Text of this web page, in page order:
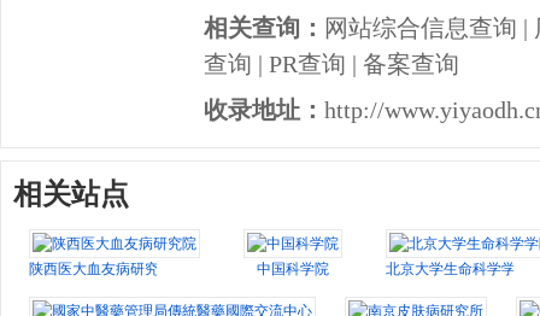
相关查询： 网站综合信息查询 |
查询 | PR查询 | 备案查询
收录地址： http://
相关站点
陕西医大血友病研究院 中国科学院 北京大学生命科学学院